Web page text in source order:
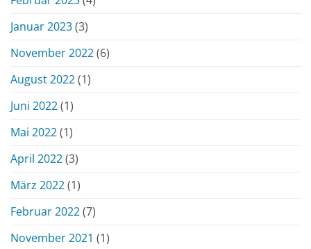
Januar 2023(3)
November 2022(6)
August 2022(1)
Juni 2022(1)
Mai 2022(1)
April 2022(3)
März 2022(1)
Februar 2022(7)
November 2021 (1)